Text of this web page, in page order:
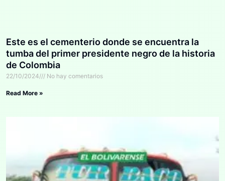
Este es el cementerio donde se encuentra la
tumba del primer presidente negro de la historia
de Colombia
22/10/2024 No hay comentarios
Read More »